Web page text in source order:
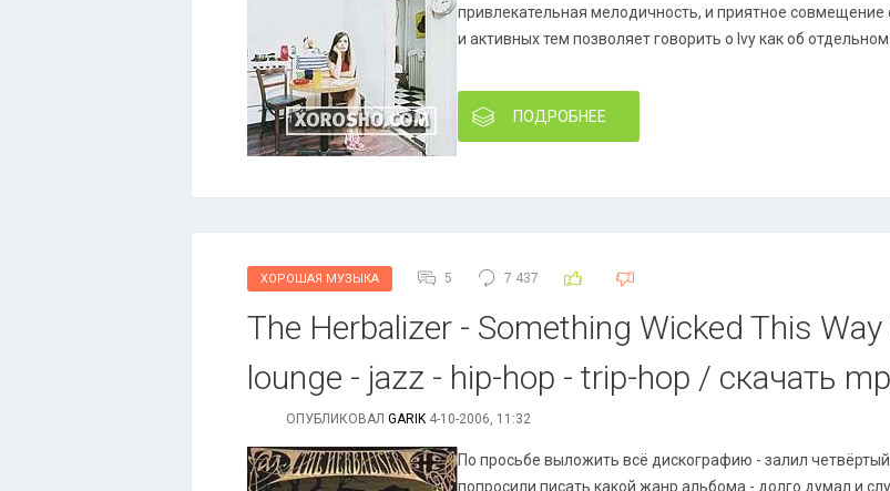
привлекательная мелодичность, и приятное
и активных тем позволяет говорить о Ivy как об
ПОДРОБНЕЕ
ХОРОШАЯ МУЗЫКА 5 7 437
The Herbalizer - Something Wicked This
lounge - jazz - hip-hop - trip-hop / скачать
ОПУБЛИКОВАЛ GARIK 4-10-2006, 11:32
По просьбе выложить всё дискографию - залил
попросили писать какой жанр альбома - долго думал и